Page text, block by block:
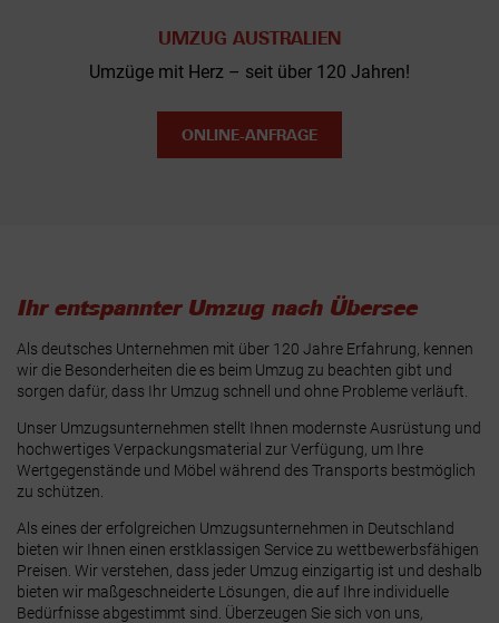
UMZUG AUSTRALIEN
Umzüge mit Herz – seit über 120 Jahren!
ONLINE-ANFRAGE
Ihr entspannter Umzug nach Übersee
Als deutsches Unternehmen mit über 120 Jahre Erfahrung, kennen
wir die Besonderheiten die es beim Umzug zu beachten gibt und
sorgen dafür, dass Ihr Umzug schnell und ohne Probleme verläuft.
Unser Umzugsunternehmen stellt Ihnen modernste Ausrüstung und
hochwertiges Verpackungsmaterial zur Verfügung, um Ihre
Wertgegenstände und Möbel während des Transports bestmöglich
zu schützen.
Als eines der erfolgreichen Umzugsunternehmen in Deutschland
bieten wir Ihnen einen erstklassigen Service zu wettbewerbsfähigen
Preisen. Wir verstehen, dass jeder Umzug einzigartig ist und deshalb
bieten wir maßgeschneiderte Lösungen, die auf Ihre individuelle
Bedürfnisse abgestimmt sind. Überzeugen Sie sich von uns,